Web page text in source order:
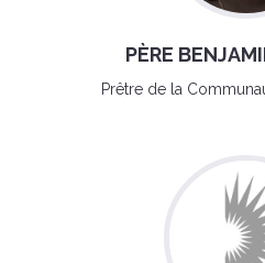
PÈRE
Prêtre de la